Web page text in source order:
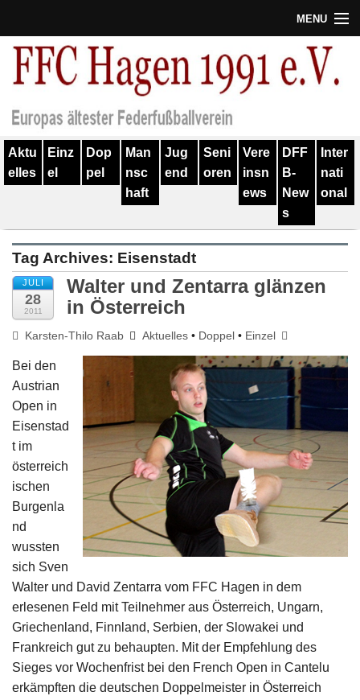
MENU
Termine
Verein
Geschichte
Training
Spieler
Kontakt
Links
Impressum
Aktu
elles
Einz
el
Dop
pel
Man
nsc
haft
Jug
end
Seni
oren
Vere
insn
ews
DFF
B-
New
s
Inter
nati
onal
Tag Archives: Eisenstadt
JULI
28
2011
Walter und Zentarra glänzen
in Österreich
Karsten-Thilo Raab Aktuelles • Doppel • Einzel
Bei den
Austrian
Open in
Eisenstad
t im
österreich
ischen
Burgenla
nd
wussten
sich Sven
Walter und David Zentarra vom FFC Hagen in dem
erlesenen Feld mit Teilnehmer aus Österreich, Ungarn,
Griechenland, Finnland, Serbien, der Slowakei und
Frankreich gut zu behaupten. Mit der Empfehlung des
Sieges vor Wochenfrist bei den French Open in Cantelu
erkämpften die deutschen Doppelmeister in Österreich